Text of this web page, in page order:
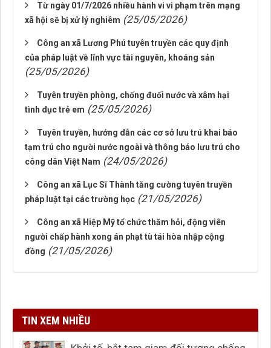
Từ ngày 01/7/2026 nhiều hành vi vi phạm trên mạng
xã hội sẽ bị xử lý nghiêm (25/05/2026)
Công an xã Lương Phú tuyên truyền các quy định
của pháp luật về lĩnh vực tài nguyên, khoáng sản
(25/05/2026)
Tuyên truyền phòng, chống đuối nước và xâm hại
tình dục trẻ em (25/05/2026)
Tuyên truyền, hướng dẫn các cơ sở lưu trú khai báo
tạm trú cho người nước ngoài và thông báo lưu trú cho
công dân Việt Nam (24/05/2026)
Công an xã Lục Sĩ Thành tăng cường tuyên truyền
pháp luật tại các trường học (21/05/2026)
Công an xã Hiệp Mỹ tổ chức thăm hỏi, động viên
người chấp hành xong án phạt tù tái hòa nhập cộng
đồng (21/05/2026)
TIN XEM NHIỀU